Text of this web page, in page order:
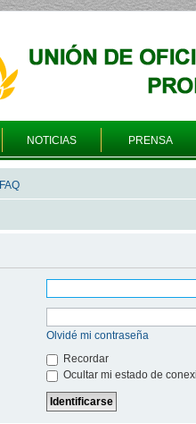
NOTICIAS PRENSA
FAQ
Olvidé mi contraseña
Recordar
Ocultar mi estado de